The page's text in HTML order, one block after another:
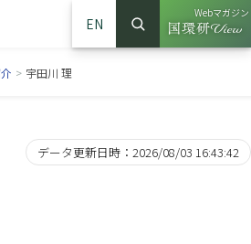
EN
サイト内検索
検索
Webマガジン
（別ウイ
> 宇田川 理
データ更新日時：2026/08/03 16:43:42